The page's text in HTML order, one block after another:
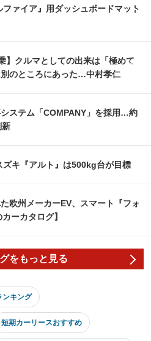
ファイア』用ダッシュボードマット
】クルマとしての出来は「極めて
のところにあった…中村孝仁
ステム「COMPANY」を採用…約
新
ズキ『アルト』は500kg台が目標
欧州メーカーEV、スマート『フォ
ーカタログ】
をもっと見る
ンキング
短期カーリースおすすめ